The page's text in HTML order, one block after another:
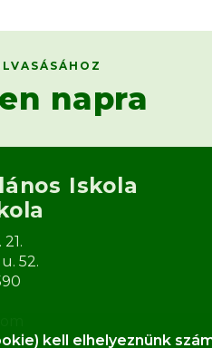
napra
Iskola
52.
kell elhelyeznünk